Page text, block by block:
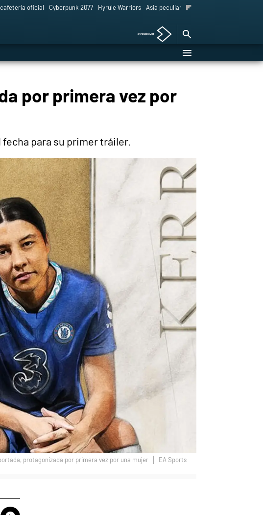
oficial Cyberpunk 2077 Hyrule Warriors Asia peculiar tradición
por primera vez por
para su primer tráiler.
protagonizada por primera vez por una mujer EA Sports